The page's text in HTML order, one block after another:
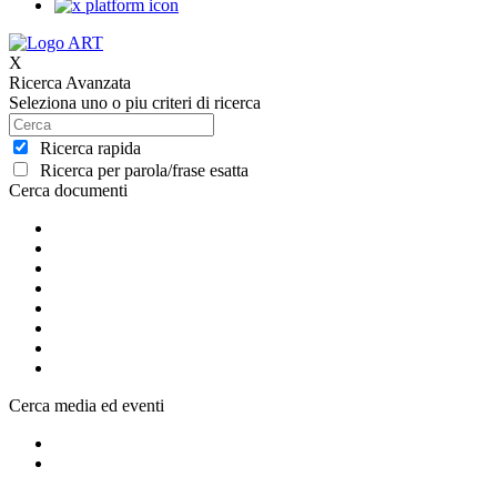
X
Ricerca Avanzata
Seleziona uno o piu criteri di ricerca
Ricerca rapida
Ricerca per parola/frase esatta
Cerca documenti
Cerca media ed eventi